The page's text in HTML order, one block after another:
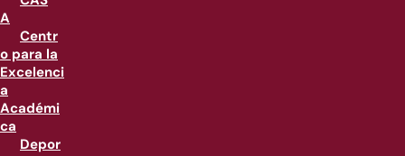
A
Centr
o para la
Excelenci
a
Académi
ca
Depor